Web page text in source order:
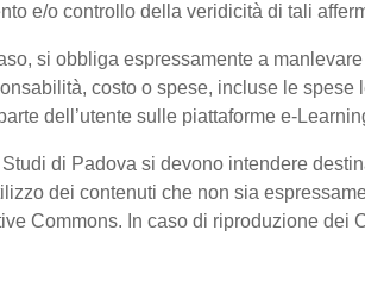
e/o controllo della veridicità di tali
si obbliga espressamente a
costo o spese, incluse le
dell’utente sulle piattaforme e-
di Padova si devono intendere
dei contenuti che non sia
Commons. In caso di riproduzione dei